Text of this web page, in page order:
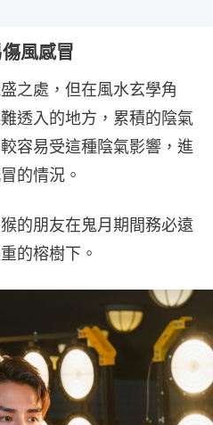
風感冒
之處，但在風水玄學角
透入的地方，累積的陰氣
容易受這種陰氣影響，進
的情況。
的朋友在鬼月期間務必遠
的榕樹下。